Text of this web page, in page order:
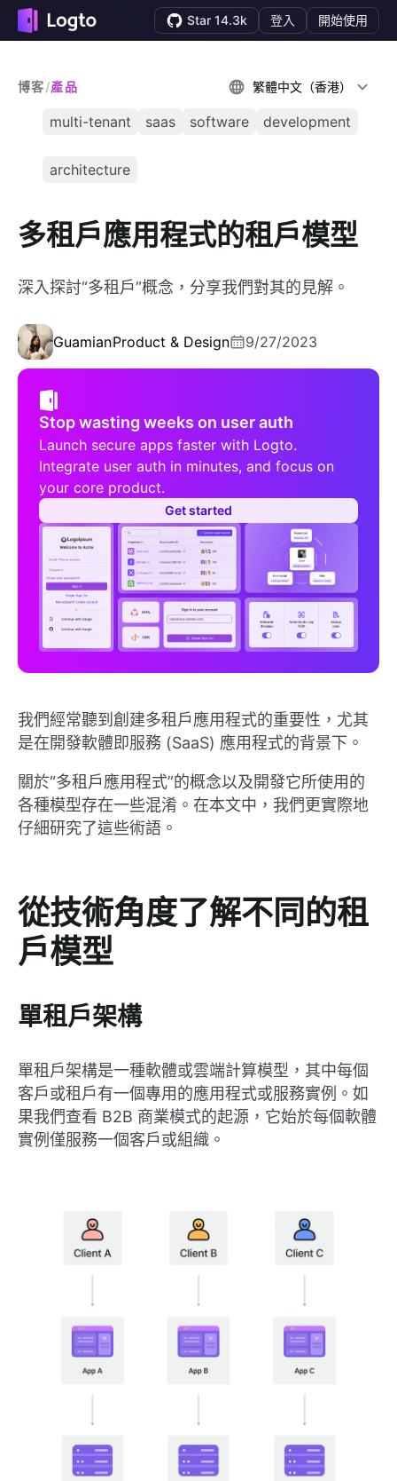
Star 14.3k 登入 開始使用
博客/產品 繁體中文（香港）
multi-tenant saas software development
architecture
多租戶應用程式的租戶模型
深入探討“多租戶”概念，分享我們對其的見解。
GuamianProduct & Design 9/27/2023
Stop wasting weeks on user auth
Launch secure apps faster with Logto.
Integrate user auth in minutes, and focus on
your core product.
Get started
我們經常聽到創建多租戶應用程式的重要性，尤其
是在開發軟體即服務 (SaaS) 應用程式的背景下。
關於“多租戶應用程式”的概念以及開發它所使用的
各種模型存在一些混淆。在本文中，我們更實際地
仔細研究了這些術語。
從技術角度了解不同的租
戶模型
單租戶架構
單租戶架構是一種軟體或雲端計算模型，其中每個
客戶或租戶有一個專用的應用程式或服務實例。如
果我們查看 B2B 商業模式的起源，它始於每個軟體
實例僅服務一個客戶或組織。